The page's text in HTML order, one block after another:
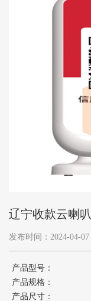
辽宁收款云喇叭
发布时间：2024-04-07
产品型号：
产品规格：
产品尺寸：